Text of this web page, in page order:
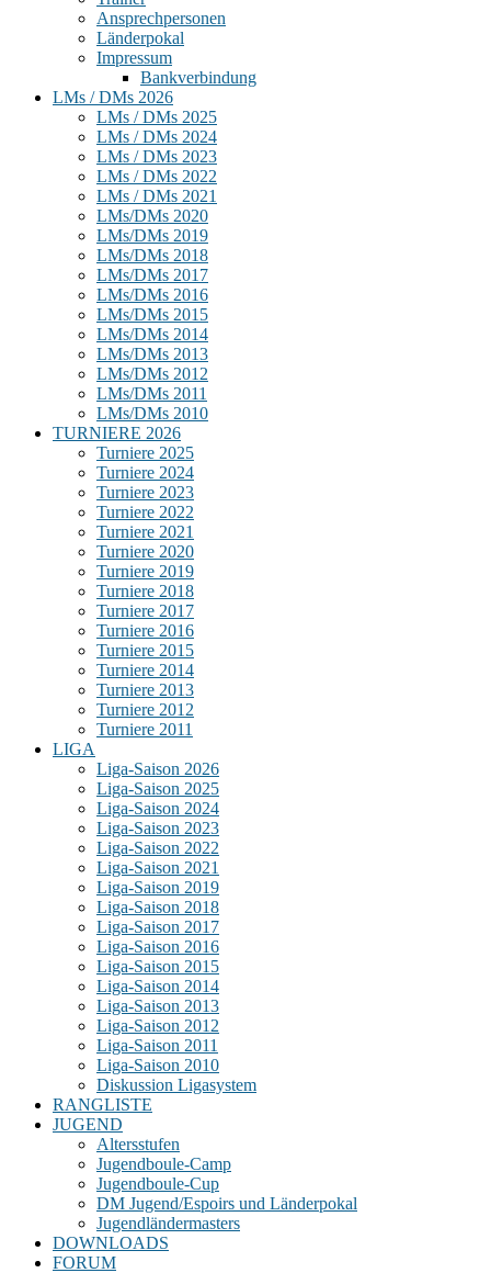
Ansprechpersonen
Länderpokal
Impressum
Bankverbindung
LMs / DMs 2026
LMs / DMs 2025
LMs / DMs 2024
LMs / DMs 2023
LMs / DMs 2022
LMs / DMs 2021
LMs/DMs 2020
LMs/DMs 2019
LMs/DMs 2018
LMs/DMs 2017
LMs/DMs 2016
LMs/DMs 2015
LMs/DMs 2014
LMs/DMs 2013
LMs/DMs 2012
LMs/DMs 2011
LMs/DMs 2010
TURNIERE 2026
Turniere 2025
Turniere 2024
Turniere 2023
Turniere 2022
Turniere 2021
Turniere 2020
Turniere 2019
Turniere 2018
Turniere 2017
Turniere 2016
Turniere 2015
Turniere 2014
Turniere 2013
Turniere 2012
Turniere 2011
LIGA
Liga-Saison 2026
Liga-Saison 2025
Liga-Saison 2024
Liga-Saison 2023
Liga-Saison 2022
Liga-Saison 2021
Liga-Saison 2019
Liga-Saison 2018
Liga-Saison 2017
Liga-Saison 2016
Liga-Saison 2015
Liga-Saison 2014
Liga-Saison 2013
Liga-Saison 2012
Liga-Saison 2011
Liga-Saison 2010
Diskussion Ligasystem
RANGLISTE
JUGEND
Altersstufen
Jugendboule-Camp
Jugendboule-Cup
DM Jugend/Espoirs und Länderpokal
Jugendländermasters
DOWNLOADS
FORUM